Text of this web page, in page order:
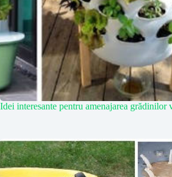
Idei interesante pentru amenajarea grădinilor